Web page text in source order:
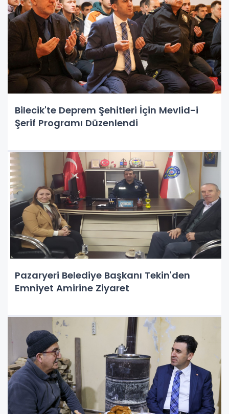
Bilecik'te Deprem Şehitleri İçin Mevlid-i
Şerif Programı Düzenlendi
Pazaryeri Belediye Başkanı Tekin'den
Emniyet Amirine Ziyaret